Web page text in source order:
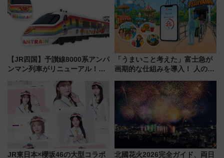
快適な船旅はいかが？
してみない？
【JR四国】予讃線8000系アンパ
ンマン列車がリニューアル！内
今年12月
「うまいこと考えた」富士急が
画期的な仕組みを導入！ 人のか
ん」始動
JR東日本×櫻坂46の大型コラボ
北國花火2026完全ガイド、両日